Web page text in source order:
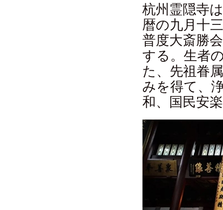
杭州霊隠寺
暦の九月十
普度大斎勝
する。生者
た、先祖眷
みを得て、
和、国民安